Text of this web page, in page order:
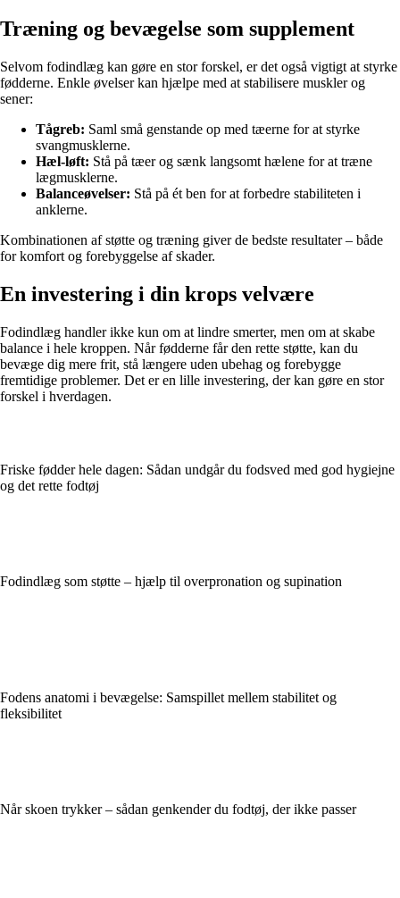
Træning og bevægelse som supplement
Selvom fodindlæg kan gøre en stor forskel, er det også vigtigt at styrke
fødderne. Enkle øvelser kan hjælpe med at stabilisere muskler og
sener:
Tågreb: Saml små genstande op med tæerne for at styrke
svangmusklerne.
Hæl-løft: Stå på tæer og sænk langsomt hælene for at træne
lægmusklerne.
Balanceøvelser: Stå på ét ben for at forbedre stabiliteten i
anklerne.
Kombinationen af støtte og træning giver de bedste resultater – både
for komfort og forebyggelse af skader.
En investering i din krops velvære
Fodindlæg handler ikke kun om at lindre smerter, men om at skabe
balance i hele kroppen. Når fødderne får den rette støtte, kan du
bevæge dig mere frit, stå længere uden ubehag og forebygge
fremtidige problemer. Det er en lille investering, der kan gøre en stor
forskel i hverdagen.
Friske fødder hele dagen: Sådan undgår du fodsved med god hygiejne
og det rette fodtøj
Fodindlæg som støtte – hjælp til overpronation og supination
Fodens anatomi i bevægelse: Samspillet mellem stabilitet og
fleksibilitet
Når skoen trykker – sådan genkender du fodtøj, der ikke passer